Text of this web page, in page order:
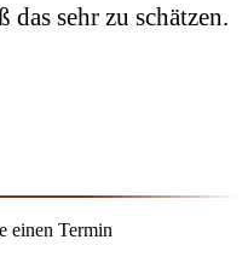
sehr zu schätzen.
einen Termin